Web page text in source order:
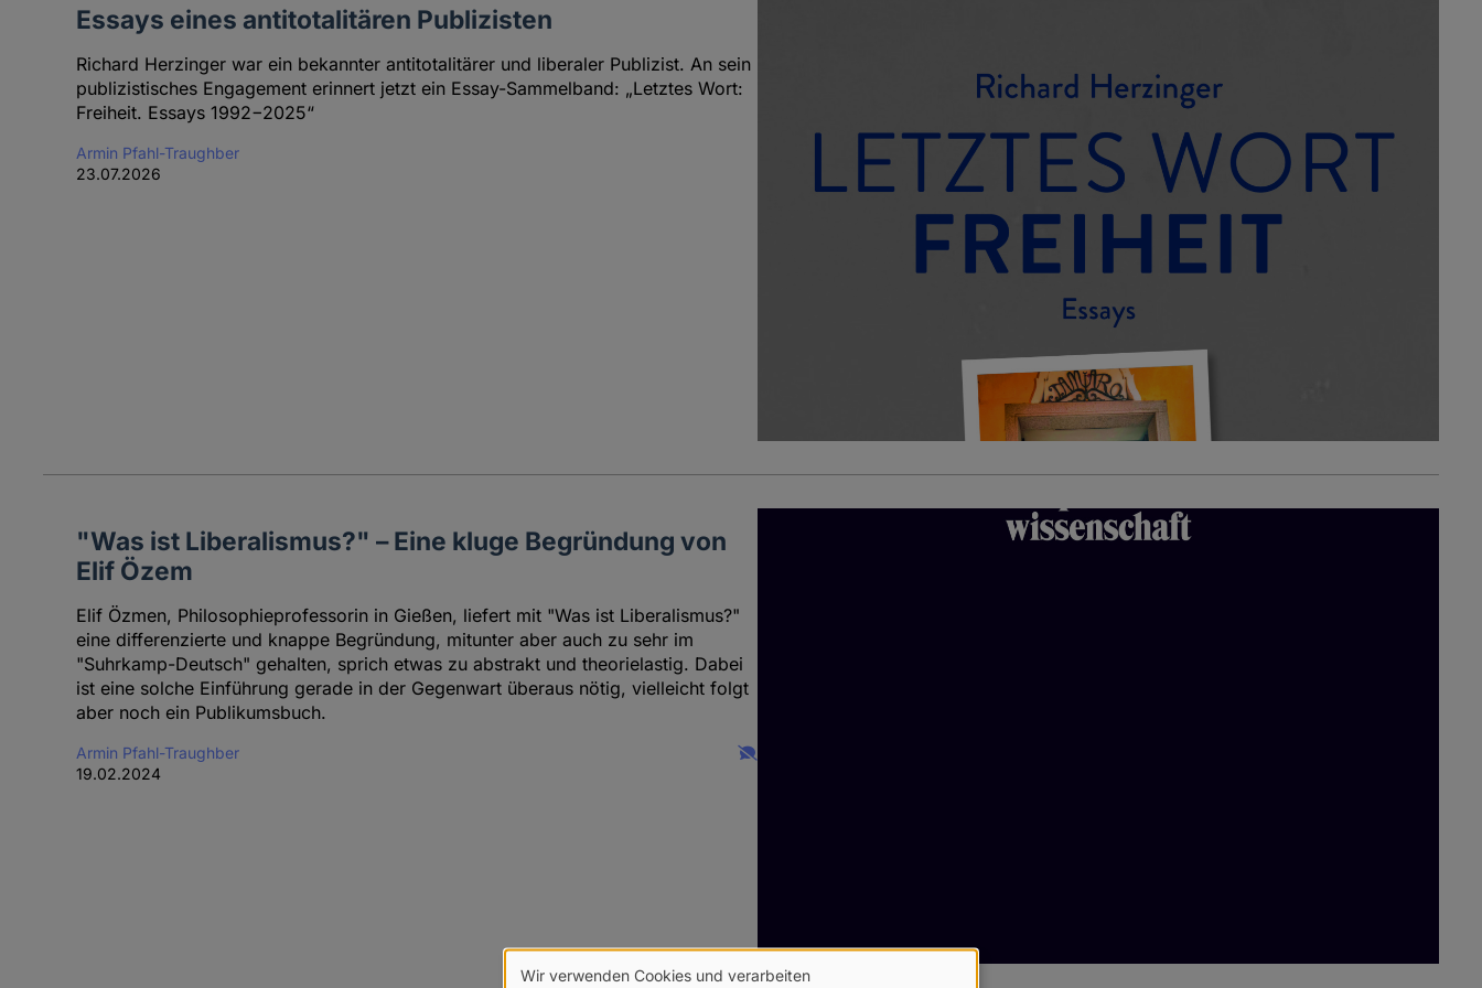
Essays eines antitotalitären Publizisten
Richard Herzinger war ein bekannter antitotalitärer und liberaler Publizist. An sein
publizistisches Engagement erinnert jetzt ein Essay-Sammelband: „Letztes Wort:
Freiheit. Essays 1992−2025“
Armin Pfahl-Traughber
23.07.2026
"Was ist Liberalismus?" – Eine kluge Begründung von
Elif Özem
Elif Özmen, Philosophieprofessorin in Gießen, liefert mit "Was ist Liberalismus?"
eine differenzierte und knappe Begründung, mitunter aber auch zu sehr im
"Suhrkamp-Deutsch" gehalten, sprich etwas zu abstrakt und theorielastig. Dabei
ist eine solche Einführung gerade in der Gegenwart überaus nötig, vielleicht folgt
aber noch ein Publikumsbuch.
Armin Pfahl-Traughber
19.02.2024
Wir verwenden Cookies und verarbeiten